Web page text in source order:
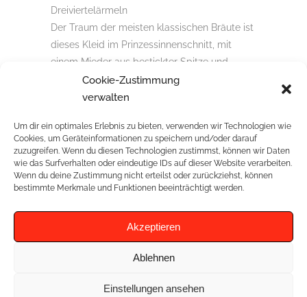
Cookie-Zustimmung
verwalten
Um dir ein optimales Erlebnis zu bieten, verwenden wir Technologien wie
Cookies, um Geräteinformationen zu speichern und/oder darauf
zuzugreifen. Wenn du diesen Technologien zustimmst, können wir Daten
wie das Surfverhalten oder eindeutige IDs auf dieser Website verarbeiten.
Wenn du deine Zustimmung nicht erteilst oder zurückziehst, können
bestimmte Merkmale und Funktionen beeinträchtigt werden.
Akzeptieren
Ablehnen
Einstellungen ansehen
Dreiviertelärmeln
Der Traum der meisten klassischen Bräute ist
dieses Kleid im Prinzessinnenschnitt, mit
einem Mieder aus bestickter Spitze und
dreiviertel Ärmeln, die mit transparentem
Stoff verziert sind. Es hat einen eleganten
RELATED PROJECTS